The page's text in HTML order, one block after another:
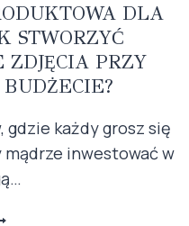
DLA
STWORZYĆ
ZDJĘCIA PRZY
każdy grosz się
mądrze inwestować w